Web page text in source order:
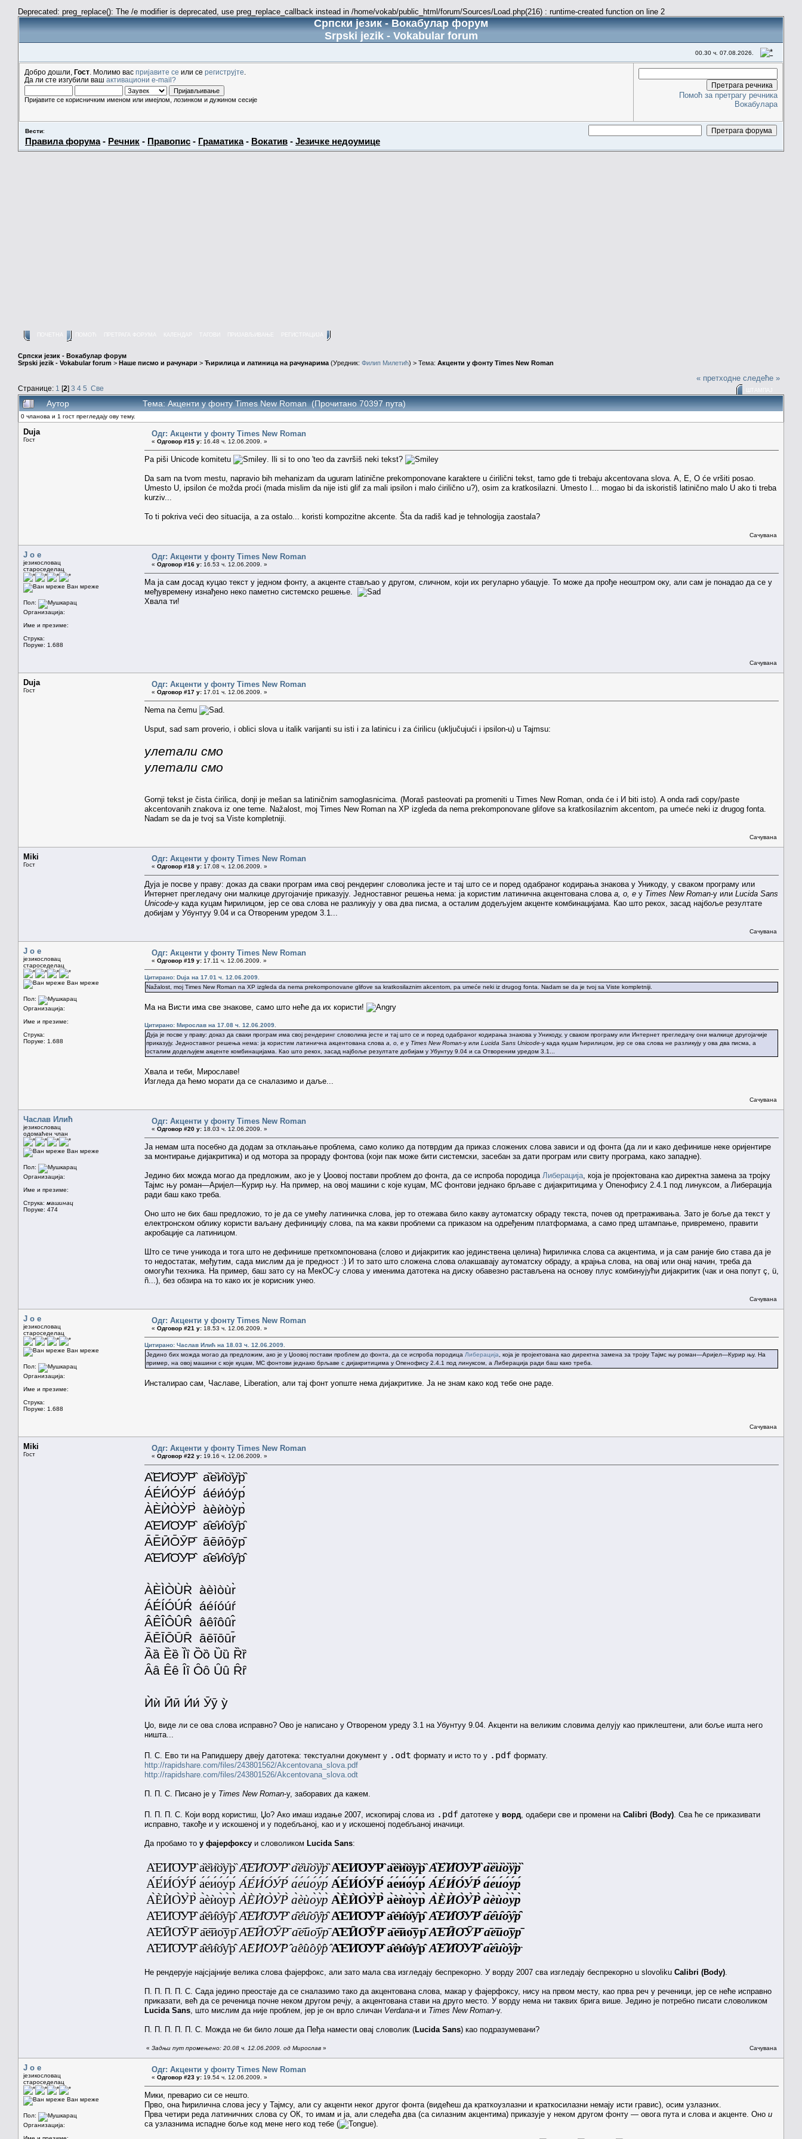
Deprecated: preg_replace(): The /e modifier is deprecated, use preg_replace_callback instead in /home/vokab/public_html/forum/Sources/Load.php(216) : runtime-created function on line 2
Српски језик - Вокабулар форум
Srpski jezik - Vokabular forum
00.30 ч. 07.08.2026.
Добро дошли, Гост . Молимо вас пријавите се или се региструјте
Да ли сте изгубили ваш активациони e-mail?
Пријавите се корисничким именом или имејлом, лозинком и дужином сесије
Помоћ за претрагу речника
Вокабулара
Вести:
Правила форума- Речник - Правопис - Граматика- Вокатив - Језичке недоумице
КАЛЕНДАР
Српски језик - Вокабулар форум
Srpski jezik - Vokabular forum > Наше писмо и рачунари > Ћирилица и латиница на рачунарима (Уредник: Филип Милетић) > Тема: Акценти у фонту Times New Roman
Странице: 1 [2] 3 4 5 Све
« претходне следеће »
Аутор Тема: Акценти у фонту Times New Roman (Прочитано 70397 пута)
0 чланова и 1 гост прегледају ову тему.
Duja
Гост
Одг: Акценти у фонту Times New Roman
« Одговор #15 у: 16.48 ч. 12.06.2009. »
Pa piši Unicode komitetu . Ili si to ono 'teo da završiš neki tekst?
Da sam na tvom mestu, napravio bih mehanizam da uguram latinične prekomponovane karaktere u ćirilični tekst, tamo gde ti trebaju akcentovana slova. A, E, O će vršiti posao.
Umesto U, ipsilon će možda proći (mada mislim da nije isti glif za mali ipsilon i malo ćirilično u?), osim za kratkosilazni. Umesto I... mogao bi da iskoristiš latinično malo U ako ti treba
kurziv...
To ti pokriva veći deo situacija, a za ostalo... koristi kompozitne akcente. Šta da radiš kad je tehnologija zaostala?
Сачувана
J o e
језикословац
староседелац
Ван мреже
Пол:
Организација:
Име и презиме:
Струка:
Поруке: 1.688
Одг: Акценти у фонту Times New Roman
« Одговор #16 у: 16.53 ч. 12.06.2009. »
Ма ја сам досад куцао текст у једном фонту, а акценте стављао у другом, сличном, који их регуларно убацује. То може да прође неоштром оку, али сам је понадао да се у
међувремену изнађено неко паметно системско решење.
Хвала ти!
Сачувана
Duja
Гост
Одг: Акценти у фонту Times New Roman
« Одговор #17 у: 17.01 ч. 12.06.2009. »
Nema na čemu
Usput, sad sam proverio, i oblici slova u italik varijanti su isti i za latinicu i za ćirilicu (uključujući i ipsilon-u) u Tajmsu:
улетали смо
yлeтaлu смo
Gornji tekst je čista ćirilica, donji je mešan sa latiničnim samoglasnicima. (Moraš pasteovati pa promeniti u Times New Roman, onda će i И biti isto). A onda radi copy/paste
akcentovanih znakova iz one teme. Nažalost, moj Times New Roman na XP izgleda da nema prekomponovane glifove sa kratkosilaznim akcentom, pa umeće neki iz drugog fonta.
Nadam se da je tvoj sa Viste kompletniji.
Сачувана
Miki
Гост
Одг: Акценти у фонту Times New Roman
« Одговор #18 у: 17.08 ч. 12.06.2009. »
Дуја је посве у праву: доказ да сваки програм има свој рендеринг словолика јесте и тај што се и поред одабраног кодирања знакова у Уникоду, у сваком програму или
Интернет прегледачу они малкице другојачије приказују. Једноставног решења нема: ја користим латинична акцентована слова а, о, е у Times New Roman-у или Lucida Sans
Unicode-у када куцам ћирилицом, јер се ова слова не разликују у ова два писма, а осталим додељујем акценте комбинацијама. Као што рекох, засад најбоље резултате
добијам у Убунтуу 9.04 и са Отвореним уредом 3.1...
Сачувана
J o e
језикословац
староседелац
Ван мреже
Пол:
Организација:
Име и презиме:
Струка:
Поруке: 1.688
Одг: Акценти у фонту Times New Roman
« Одговор #19 у: 17.11 ч. 12.06.2009. »
Цитирано: Duja на 17.01 ч. 12.06.2009.
Nažalost, moj Times New Roman na XP izgleda da nema prekomponovane glifove sa kratkosilaznim akcentom, pa umeće neki iz drugog fonta. Nadam se da je tvoj sa Viste kompletniji.
Ма на Висти има све знакове, само што неће да их користи!
Цитирано: Мирослав на 17.08 ч. 12.06.2009.
Дуја је посве у праву: доказ да сваки програм има свој рендеринг словолика јесте и тај што се и поред одабраног кодирања знакова у Уникоду, у сваком програму или Интернет прегледачу они малкице другојачије
приказују. Једноставног решења нема: ја користим латинична акцентована слова а, о, е у Times New Roman-у или Lucida Sans Unicode-у када куцам ћирилицом, јер се ова слова не разликују у ова два писма, а
осталим додељујем акценте комбинацијама. Као што рекох, засад најбоље резултате добијам у Убунтуу 9.04 и са Отвореним уредом 3.1...
Хвала и теби, Мирославе!
Изгледа да ћемо морати да се сналазимо и даље...
Сачувана
Часлав Илић
језикословац
одомаћен члан
Ван мреже
Пол:
Организација:
Име и презиме:
Струка: машинац
Поруке: 474
Одг: Акценти у фонту Times New Roman
« Одговор #20 у: 18.03 ч. 12.06.2009. »
Ја немам шта посебно да додам за отклањање проблема, само колико да потврдим да приказ сложених слова зависи и од фонта (да ли и како дефинише неке оријентире
за монтирање дијакритика) и од мотора за прораду фонтова (који пак може бити системски, засебан за дати програм или свиту програма, како западне).
Једино бих можда могао да предложим, ако је у Џоовој постави проблем до фонта, да се испроба породица Либерација , која је пројектована као директна замена за тројку
Тајмс њу роман—Аријел—Курир њу. На пример, на овој машини с које куцам, МС фонтови једнако брљаве с дијакритицима у Опенофису 2.4.1 под линуксом, а Либерација
ради баш како треба.
Оно што не бих баш предложио, то је да се умећу латиничка слова, јер то отежава било какву аутоматску обраду текста, почев од претраживања. Зато је боље да текст у
електронском облику користи ваљану дефиницију слова, па ма какви проблеми са приказом на одређеним платформама, а само пред штампање, привремено, правити
акробације са латиницом.
Што се тиче уникода и тога што не дефинише преткомпонована (слово и дијакритик као јединствена целина) ћириличка слова са акцентима, и ја сам раније био става да је
то недостатак, међутим, сада мислим да је предност :) И то зато што сложена слова олакшавају аутоматску обраду, а крајња слова, на овај или онај начин, треба да
омогући техника. На пример, баш зато су на МекОС-у слова у именима датотека на диску обавезно растављена на основу плус комбинујући дијакритик (чак и она попут ç, ü,
ñ...), без обзира на то како их је корисник унео.
Сачувана
J o e
језикословац
староседелац
Ван мреже
Пол:
Организација:
Име и презиме:
Струка:
Поруке: 1.688
Одг: Акценти у фонту Times New Roman
« Одговор #21 у: 18.53 ч. 12.06.2009. »
Цитирано: Часлав Илић на 18.03 ч. 12.06.2009.
Једино бих можда могао да предложим, ако је у Џоовој постави проблем до фонта, да се испроба породица Либерација , која је пројектована као директна замена за тројку Тајмс њу роман—Аријел—Курир њу. На
пример, на овој машини с које куцам, МС фонтови једнако брљаве с дијакритицима у Опенофису 2.4.1 под линуксом, а Либерација ради баш како треба.
Инсталирао сам, Чаславе, Liberation, али тај фонт уопште нема дијакритике. Ја не знам како код тебе оне раде.
Сачувана
Miki
Гост
Одг: Акценти у фонту Times New Roman
« Одговор #22 у: 19.16 ч. 12.06.2009. »
А̏Е̏И̏О̏У̏Р̏ а̏е̏и̏о̏у̏р̏
А́Е́И́О́У́Р́ а́е́и́о́у́р́
А̀ЀЍО̀У̀Р̀ а̀ѐѝо̀у̀р̀
А̑Е̑И̑О̑У̑Р̑ а̑е̑и̑о̑у̑р̑
А̄Е̄ӢО̄ӮР̄ а̄е̄ӣо̄ӯр̄
А̂Е̂И̂О̂У̂Р̂ а̂е̂и̂о̂у̂р̂
ÀÈÌÒÙR̀ àèìòùr̀
ÁÉÍÓÚŔ áéíóúŕ
ÂÊÎÔÛR̂ âêîôûr̂
ĀĒĪŌŪR̄ āēīōūr̄
Ȁȁ Ȅȅ Ȉȉ Ȍȍ Ȕȕ Ȑȑ
Ȃȃ Ȇȇ Ȋȋ Ȏȏ Ȗȗ Ȓȓ
Ѝѝ Ӣӣ И́и́ Ӯӯ ỳ
Џо, виде ли се ова слова исправно? Ово је написано у Отвореном уреду 3.1 на Убунтуу 9.04. Акценти на великим словима делују као приклештени, али боље ишта него
ништа...
П. С. Ево ти на Рапидшеру двеју датотека: текстуални документ у .odt формату и исто то у .pdf формату.
http://rapidshare.com/files/243801562/Akcentovana_slova.pdf
http://rapidshare.com/files/243801526/Akcentovana_slova.odt
П. П. С. Писано је у Times New Roman-у, заборавих да кажем.
П. П. П. С. Који ворд користиш, Џо? Ако имаш издање 2007, ископирај слова из .pdf датотеке у ворд , одабери све и промени на Calibri (Body) . Сва ће се приказивати
исправно, такође и у искошеној и у подебљаној, као и у искошеној подебљаној иначици.
Да пробамо то у фајерфоксу и словоликом Lucida Sans:
А̏Е̏И̏О̏У̏Р̏ а̏е̏и̏о̏у̏р̏
А́Е́И́О́У́Р́ а́е́и́о́у́р́
А̀ЀЍО̀У̀Р̀ а̀ѐѝо̀у̀р̀
А̑Е̑И̑О̑У̑Р̑ а̑е̑и̑о̑у̑р̑
А̄Е̄ӢО̄ӮР̄ а̄е̄ӣо̄ӯр̄
А̂Е̂И̂О̂У̂Р̂ а̂е̂и̂о̂у̂р̂
А̏Е̏И̏О̏У̏Р̏ а̏е̏и̏о̏у̏р̏
А́Е́И́О́У́Р́ а́е́и́о́у́р́
А̀ЀЍО̀У̀Р̀ а̀ѐѝо̀у̀р̀
А̑Е̑И̑О̑У̑Р̑ а̑е̑и̑о̑у̑р̑
А̄Е̄ӢО̄ӮР̄ а̄е̄ӣо̄ӯр̄
А̂Е̂И̂О̂У̂Р̂ а̂е̂и̂о̂у̂р̂
А̏Е̏И̏О̏У̏Р̏ а̏е̏и̏о̏у̏р̏
А́Е́И́О́У́Р́ а́е́и́о́у́р́
А̀ЀЍО̀У̀Р̀ а̀ѐѝо̀у̀р̀
А̑Е̑И̑О̑У̑Р̑ а̑е̑и̑о̑у̑р̑
А̄Е̄ӢО̄ӮР̄ а̄е̄ӣо̄ӯр̄
А̂Е̂И̂О̂У̂Р̂ а̂е̂и̂о̂у̂р̂
А̏Е̏И̏О̏У̏Р̏ а̏е̏и̏о̏у̏р̏
А́Е́И́О́У́Р́ а́е́и́о́у́р́
А̀ЀЍО̀У̀Р̀ а̀ѐѝо̀у̀р̀
А̑Е̑И̑О̑У̑Р̑ а̑е̑и̑о̑у̑р̑
А̄Е̄ӢО̄ӮР̄ а̄е̄ӣо̄ӯр̄
А̂Е̂И̂О̂У̂Р̂ а̂е̂и̂о̂у̂р
Не рендерује најсјајније велика слова фајерфокс, али зато мала сва изгледају беспрекорно. У ворду 2007 сва изгледају беспрекорно u slovoliku Calibri (Body)
П. П. П. П. С. Сада једино преостаје да се сналазимо тако да акцентована слова, макар у фајерфоксу, нису на првом месту, као прва реч у реченици, јер се неће исправно
приказати, већ да се реченица почне неком другом речју, а акцентована стави на друго место. У ворду нема ни таквих брига више. Једино је потребно писати словоликом
Lucida Sans , што мислим да није проблем, јер је он врло сличан Verdanа-и и Times New Roman-у.
П. П. П. П. П. С. Можда не би било лоше да Пеђа намести овај словолик (Lucida Sans) као подразумевани?
« Задњи пут промењено: 20.08 ч. 12.06.2009. од Мирослав » Сачувана
J o e
језикословац
староседелац
Ван мреже
Пол:
Организација:
Одг: Акценти у фонту Times New Roman
« Одговор #23 у: 19.54 ч. 12.06.2009. »
Мики, преварио си се нешто.
Прво, она ћирилична слова јесу у Тајмсу, али су акценти неког другог фонта (видећеш да краткоузлазни и краткосилазни немају исти гравис), осим узлазних.
Прва четири реда латиничних слова су ОК, то имам и ја, али следећа два (са силазним акцентима) приказује у неком другом фонту — овога пута и слова и акценте. Оно и
са узлазнима испадне боље код мене него код тебе (
).